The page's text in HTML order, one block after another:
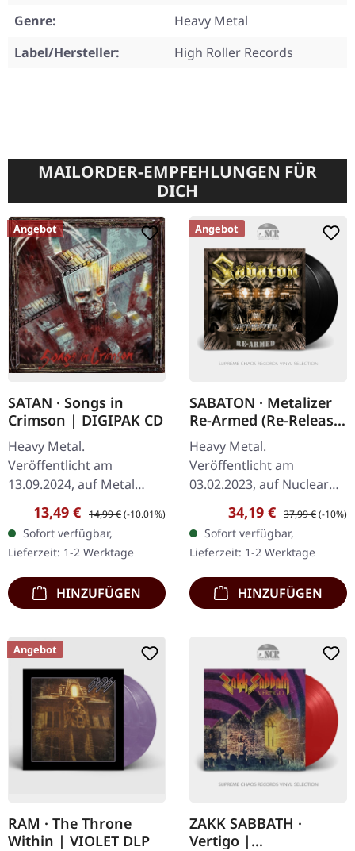
Genre:
Heavy Metal
Label/Hersteller:
High Roller Records
MAILORDER-EMPFEHLUNGEN FÜR
DICH
Angebot
SATAN · Songs in
Crimson | DIGIPAK CD
Heavy Metal.
Veröffentlicht am
13.09.2024, auf Metal
Blade Records. Digipak
CD. Track Listing: Frantic
Zero Era (The Day Will
Come) Whore of
Babylon…
Verkaufspreis:
13,49 € Regulärer Preis:
14,99 €(-10.01%)
Sofort verfügbar,
Lieferzeit: 1-2 Werktage
HINZUFÜGEN
Angebot
SABATON · Metalizer
Re-Armed (Re-Release)
| BLACK 2LP
Heavy Metal.
Veröffentlicht am
03.02.2023, auf Nuclear
Blast Records. Schwarzes
Doppel-Vinyl im Gatefold-
Cover. Re-Release. Bevor
Sabaton zu den…
Verkaufspreis:
34,19 € Regulärer Preis:
37,99 €(-10%)
Sofort verfügbar,
Lieferzeit: 1-2 Werktage
HINZUFÜGEN
Angebot
RAM · The Throne
Within | VIOLET DLP
ZAKK SABBATH ·
Vertigo |